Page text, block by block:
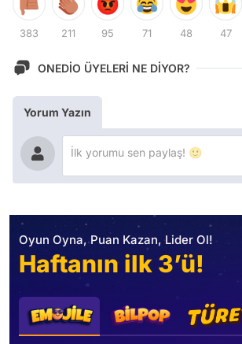
383 211 95 71 48 47
ONEDİO ÜYELERİ NE DİYOR?
Yorum Yazın
Oyun Oyna, Puan Kazan, Lider Ol!
Haftanın ilk 3’ü!